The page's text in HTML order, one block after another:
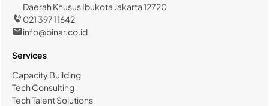
Daerah Khusus Ibukota Jakarta 12720
021 397 11642
info@binar.co.id
Services
Capacity Building
Tech Consulting
Tech Talent Solutions